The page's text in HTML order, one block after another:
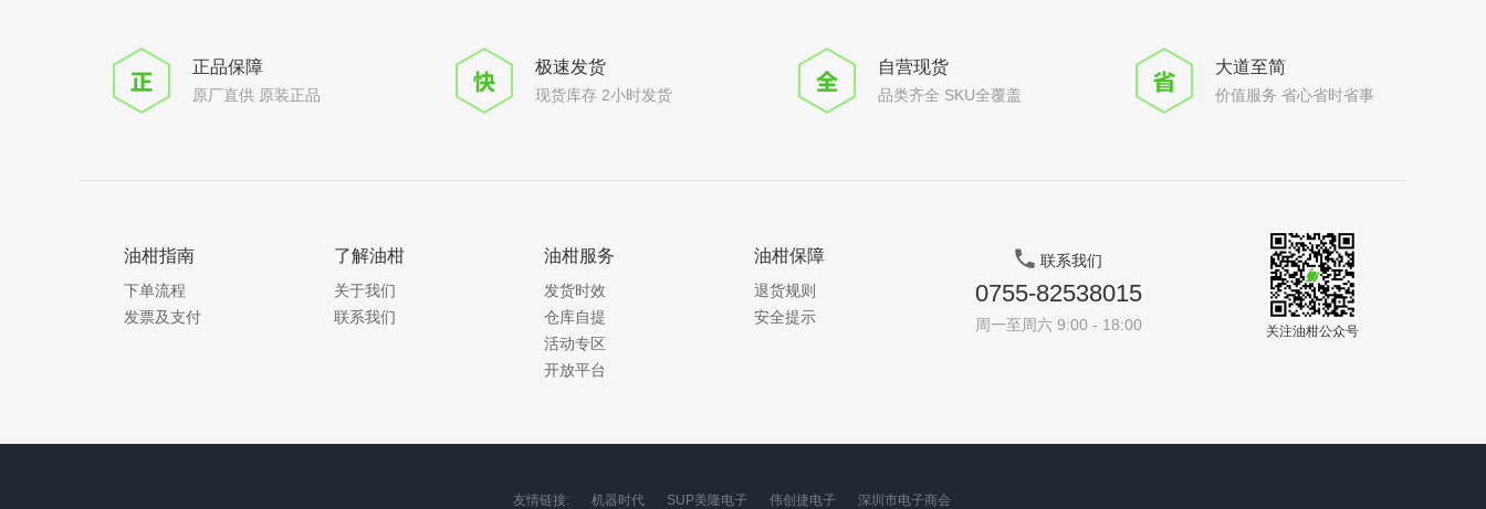
正品保障
原厂直供 原装正品
极速发货
现货库存 2小时发货
自营现货
品类齐全 SKU全覆盖
大道至简
价值服务 省心省时省事
油柑指南
下单流程
发票及支付
了解油柑
关于我们
联系我们
油柑服务
发货时效
仓库自提
活动专区
开放平台
油柑保障
退货规则
安全提示
联系我们
0755-82538015
周一至周六 9:00 - 18:00 关注油柑公众号
友情链接: 机器时代 SUP美隆电子 伟创捷电子 深圳市电子商会